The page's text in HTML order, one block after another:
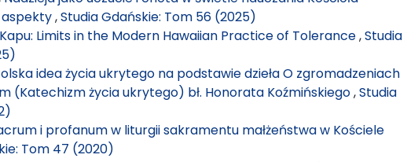
,Studia Gdańskie: Tom 56 (2025)
Limits in the Modern Hawaiian Practice of Tolerance,Studia
idea życia ukrytego na podstawie dzieła O zgromadzeniach
(Katechizm życia ukrytego) bł. Honorata Koźmińskiego,Studia
i profanum w liturgii sakramentu małżeństwa w Kościele
Tom 47 (2020)